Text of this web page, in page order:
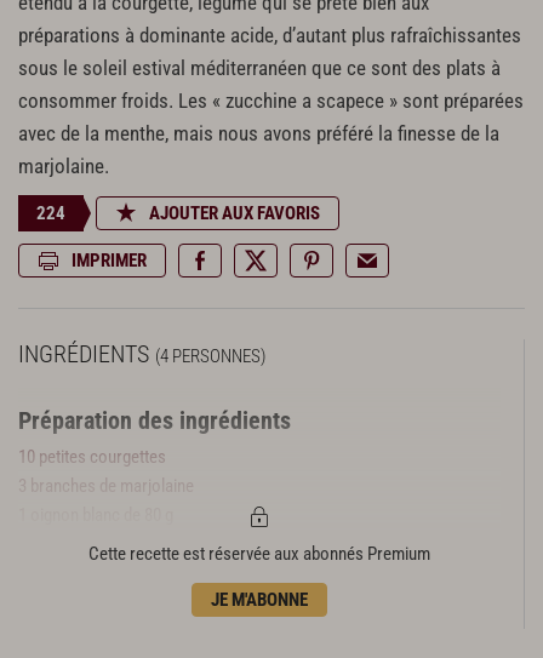
préparations à dominante acide, d’autant plus rafraîchissantes
sous le soleil estival méditerranéen que ce sont des plats à
consommer froids. Les « zucchine a scapece » sont préparées
avec de la menthe, mais nous avons préféré la finesse de la
marjolaine.
224 AJOUTER AUX FAVORIS
IMPRIMER
INGRÉDIENTS (4 PERSONNES)
Préparation des ingrédients
10 petites courgettes
3 branches de marjolaine
1 gousse d’ail
Préparation de l’escabèche
Cette recette est réservée aux abonnés Premium
JE M'ABONNE